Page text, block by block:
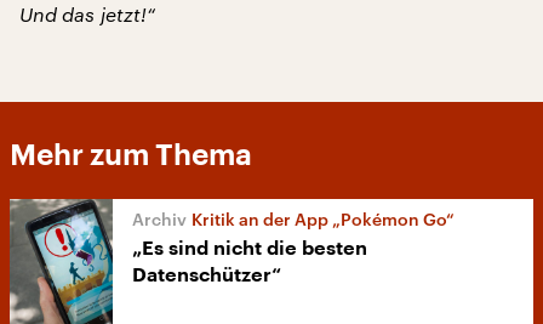
Und das jetzt!“
Mehr zum Thema
Kritik an der App „Pokémon Go“
„Es sind nicht die besten
Datenschützer“